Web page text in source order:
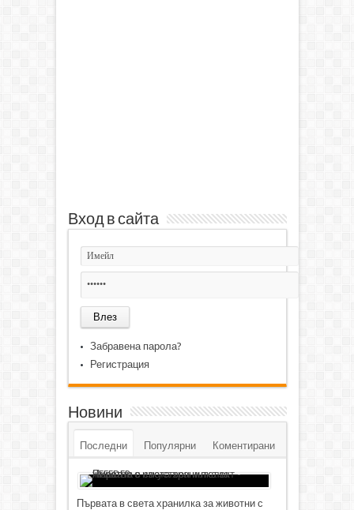
Вход в сайта
Забравена парола?
Регистрация
Новини
Последни Популярни Коментирани
Първата в света хранилка за животни с